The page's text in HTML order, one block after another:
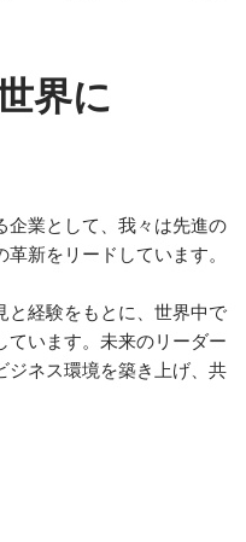
界に
企業として、我々は先進の
新をリードしています。
と経験をもとに、世界中で
ています。未来のリーダー
ジネス環境を築き上げ、共